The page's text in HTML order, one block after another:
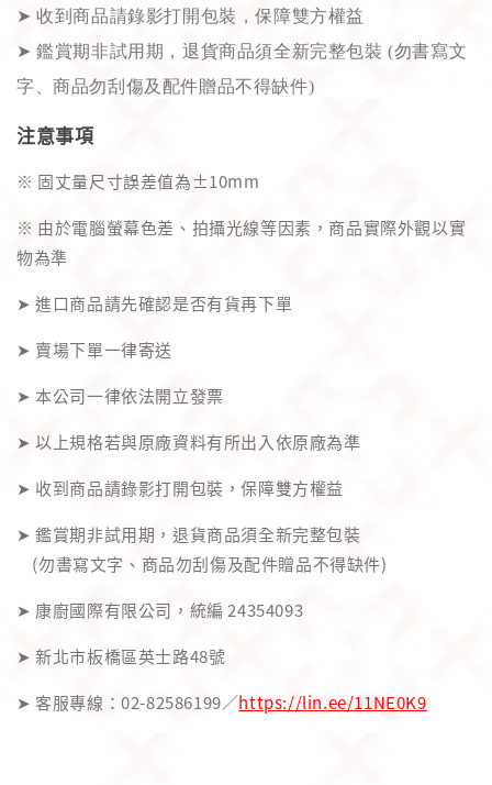
➤ 收到商品請錄影打開包裝，保障雙方權益
➤ 鑑賞期非試用期，退貨商品須全新完整包裝 (勿書寫文
字、商品勿刮傷及配件贈品不得缺件)
注意事項
※ 固丈量尺寸誤差值為±10mm
※ 由於電腦螢幕色差、拍攝光線等因素，商品實際外觀以實
物為準
➤ 進口商品請先確認是否有貨再下單
➤ 賣場下單一律寄送
➤ 本公司一律依法開立發票
➤ 以上規格若與原廠資料有所出入依原廠為準
➤ 收到商品請錄影打開包裝，保障雙方權益
➤ 鑑賞期非試用期，退貨商品須全新完整包裝
(勿書寫文字、商品勿刮傷及配件贈品不得缺件)
➤ 康廚國際有限公司，統編 24354093
➤ 新北市板橋區英士路48號
➤ 客服專線：02-82586199／https://lin.ee/11NE0K9